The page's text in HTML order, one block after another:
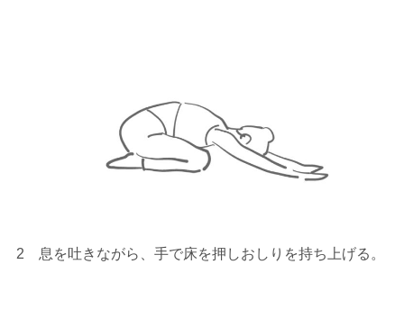
2 息を吐きながら、手で床を押しおしりを持ち上げる。